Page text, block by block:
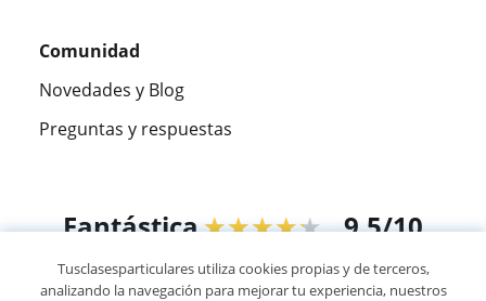
Comunidad
Novedades y Blog
Preguntas y respuestas
Fantástica★★★★★ 9,5/10
305994opiniones de alumnos
Tusclasesparticulares utiliza cookies propias y de terceros,
analizando la navegación para mejorar tu experiencia, nuestros